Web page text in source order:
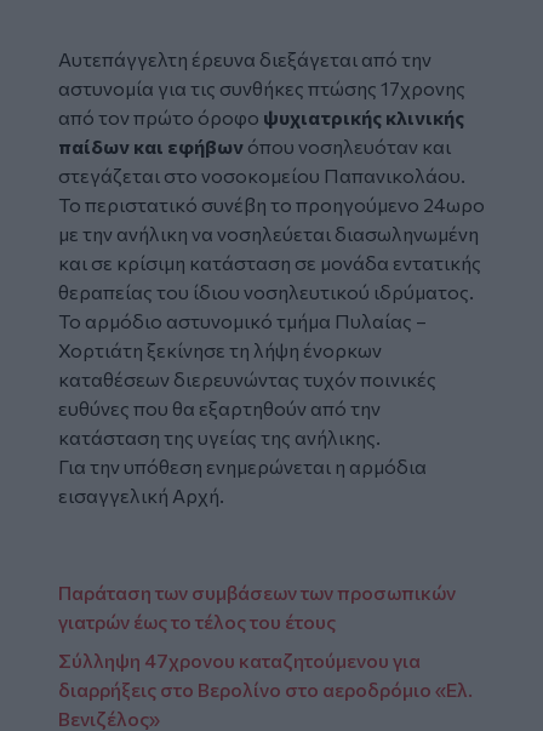
Αυτεπάγγελτη έρευνα διεξάγεται από την
αστυνομία για τις συνθήκες πτώσης 17χρονης
από τον πρώτο όροφο ψυχιατρικής κλινικής
παίδων και εφήβων όπου νοσηλευόταν και
στεγάζεται στο νοσοκομείου Παπανικολάου.
Το περιστατικό συνέβη το προηγούμενο 24ωρο
με την ανήλικη να νοσηλεύεται διασωληνωμένη
και σε κρίσιμη κατάσταση σε μονάδα εντατικής
θεραπείας του ίδιου νοσηλευτικού ιδρύματος.
Το αρμόδιο αστυνομικό τμήμα Πυλαίας –
Χορτιάτη ξεκίνησε τη λήψη ένορκων
καταθέσεων διερευνώντας τυχόν ποινικές
ευθύνες που θα εξαρτηθούν από την
κατάσταση της υγείας της ανήλικης.
Για την υπόθεση ενημερώνεται η αρμόδια
εισαγγελική Αρχή.
Παράταση των συμβάσεων των προσωπικών
γιατρών έως το τέλος του έτους
Σύλληψη 47χρονου καταζητούμενου για
διαρρήξεις στο Βερολίνο στο αεροδρόμιο «Ελ.
Βενιζέλος»